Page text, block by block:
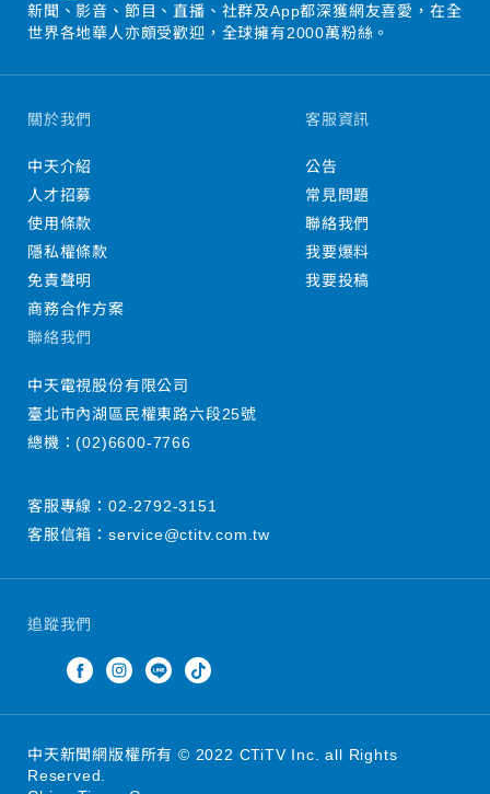
新聞、影音、節目、直播、社群及App都深獲網友喜愛，在全
世界各地華人亦頗受歡迎，全球擁有2000萬粉絲。
追蹤我們
關於我們
中天介紹
人才招募
使用條款
隱私權條款
免責聲明
商務合作方案
客服資訊
公告
常見問題
聯絡我們
我要爆料
我要投稿
聯絡我們
中天電視股份有限公司
臺北市內湖區民權東路六段25號
總機：(02)6600-7766
客服專線： 02-2792-3151
客服信箱： service@ctitv.com.tw
中天新聞網版權所有 © 2022 CTiTV Inc. all Rights
Reserved.